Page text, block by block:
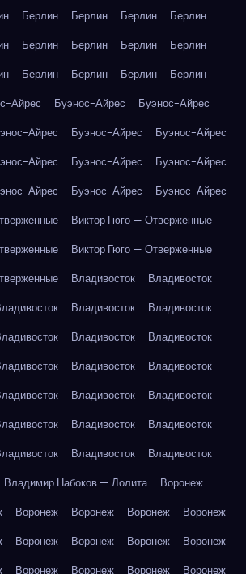
Берлин Берлин Берлин
Берлин
Берлин Берлин Берлин
Берлин
Берлин Берлин Берлин
Берлин
Айрес Буэнос-Айрес
Буэнос-Айрес
Айрес Буэнос-Айрес
Буэнос-Айрес
Айрес Буэнос-Айрес
Буэнос-Айрес
Айрес Буэнос-Айрес
Буэнос-Айрес
Виктор Гюго — Отверженные
Виктор Гюго — Отверженные
Владивосток
Владивосток
Владивосток
Владивосток
Владивосток
Владивосток
Владивосток
Владивосток
Владивосток
Владивосток
Владивосток
Владивосток
Владивосток
Владивосток
Владимир Набоков — Лолита
Воронеж
Воронеж Воронеж Воронеж
Воронеж
Воронеж Воронеж Воронеж
Воронеж
Воронеж Воронеж Воронеж
Воронеж